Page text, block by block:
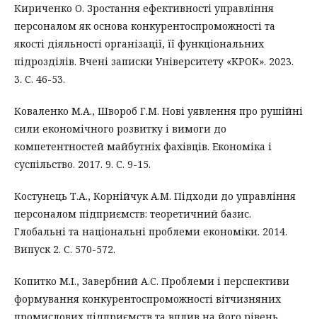
Кириченко О. Зростання ефективності управління
персоналом як основа конкурентоспроможності та
якості діяльності організації, її функціональних
підрозділів. Вчені записки Університету «КРОК». 2023.
3. С. 46-53.
Коваленко М.А., Швороб Г.М. Нові уявлення про рушійні
сили економічного розвитку і вимоги до
компетентностей майбутніх фахівців. Економіка і
суспільство. 2017. 9. С. 9-15.
Костунець Т.А., Корнійчук А.М. Підходи до управління
персоналом підприємств: теоретичний базис.
Глобальні та національні проблеми економіки. 2014.
Випуск 2. С. 570-572.
Копитко М.І., Завербний А.С. Проблеми і перспективи
формування конкурентоспроможності вітчизняних